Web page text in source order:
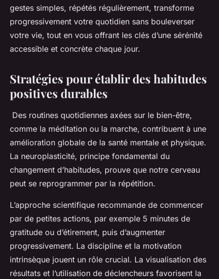
Victoire •12 octobre 2025• 4 min de lecture
gestes simples, répétés régulièrement, transforme
progressivement votre quotidien sans bouleverser
votre vie, tout en vous offrant les clés d’une sérénité
accessible et concrète chaque jour.
Stratégies pour établir des habitudes
positives durables
Des routines quotidiennes axées sur le bien-être,
comme la méditation ou la marche, contribuent à une
amélioration globale de la santé mentale et physique.
La neuroplasticité, principe fondamental du
changement d’habitudes, prouve que notre cerveau
peut se reprogrammer par la répétition.
L’approche scientifique recommande de commencer
par de petites actions, par exemple 5 minutes de
gratitude ou d’étirement, puis d’augmenter
progressivement. La discipline et la motivation
intrinsèque jouent un rôle crucial. La visualisation des
résultats et l’utilisation de déclencheurs favorisent la